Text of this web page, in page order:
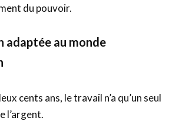
du pouvoir.
adaptée au monde
cents ans, le travail n’a qu’un seul
l’argent.